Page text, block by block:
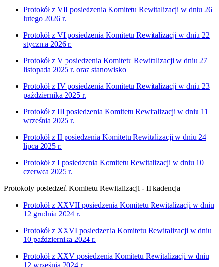
Protokół z VII posiedzenia Komitetu Rewitalizacji w dniu 26
lutego 2026 r.
Protokół z VI posiedzenia Komitetu Rewitalizacji w dniu 22
stycznia 2026 r.
Protokół z V posiedzenia Komitetu Rewitalizacji w dniu 27
listopada 2025 r. oraz stanowisko
Protokół z IV posiedzenia Komitetu Rewitalizacji w dniu 23
października 2025 r.
Protokół z III posiedzenia Komitetu Rewitalizacji w dniu 11
września 2025 r.
Protokół z II posiedzenia Komitetu Rewitalizacji w dniu 24
lipca 2025 r.
Protokół z I posiedzenia Komitetu Rewitalizacji w dniu 10
czerwca 2025 r.
Protokoły posiedzeń Komitetu Rewitalizacji - II kadencja
Protokół z XXVII posiedzenia Komitetu Rewitalizacji w dniu
12 grudnia 2024 r.
Protokół z XXVI posiedzenia Komitetu Rewitalizacji w dniu
10 października 2024 r.
Protokół z XXV posiedzenia Komitetu Rewitalizacji w dniu
12 września 2024 r.